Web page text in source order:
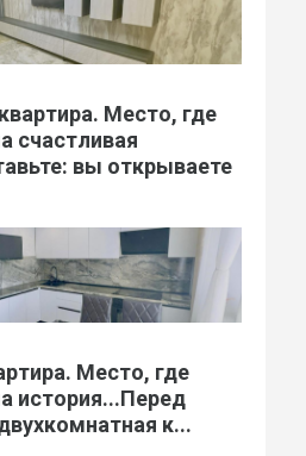
Место, где
счастливая
вы открываете
Место, где
история...Перед
к...